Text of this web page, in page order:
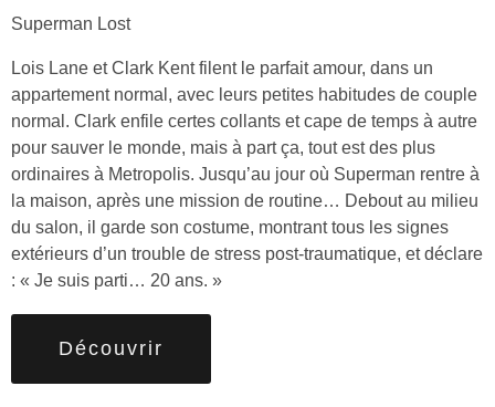
Superman Lost
Lois Lane et Clark Kent filent le parfait amour, dans un
appartement normal, avec leurs petites habitudes de couple
normal. Clark enfile certes collants et cape de temps à autre
pour sauver le monde, mais à part ça, tout est des plus
ordinaires à Metropolis. Jusqu’au jour où Superman rentre à
la maison, après une mission de routine… Debout au milieu
du salon, il garde son costume, montrant tous les signes
extérieurs d’un trouble de stress post-traumatique, et déclare
: « Je suis parti… 20 ans. »
Découvrir